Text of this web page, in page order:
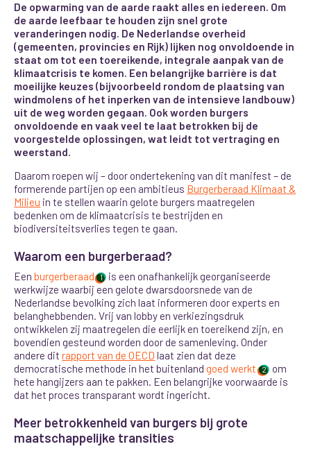
De opwarming van de aarde raakt alles en iedereen. Om
de aarde leefbaar te houden zijn snel grote
veranderingen nodig. De Nederlandse overheid
(gemeenten, provincies en Rijk) lijken nog onvoldoende in
staat om tot een toereikende, integrale aanpak van de
klimaatcrisis te komen. Een belangrijke barrière is dat
moeilijke keuzes (bijvoorbeeld rondom de plaatsing van
windmolens of het inperken van de intensieve landbouw)
uit de weg worden gegaan. Ook worden burgers
onvoldoende en vaak veel te laat betrokken bij de
voorgestelde oplossingen, wat leidt tot vertraging en
weerstand.
Daarom roepen wij – door ondertekening van dit manifest – de
formerende partijen op een ambitieus Burgerberaad Klimaat &
Milieu in te stellen waarin gelote burgers maatregelen
bedenken om de klimaatcrisis te bestrijden en
biodiversiteitsverlies tegen te gaan.
Waarom een burgerberaad?
Eenburgerberaad 1 is een onafhankelijk georganiseerde
werkwijze waarbij een gelote dwarsdoorsnede van de
Nederlandse bevolking zich laat informeren door experts en
belanghebbenden. Vrij van lobby en verkiezingsdruk
ontwikkelen zij maatregelen die eerlijk en toereikend zijn, en
bovendien gesteund worden door de samenleving. Onder
andere ditrapport van de OECD laat zien dat deze
democratische methode in het buitenlandgoed werkt 2
om
hete hangijzers aan te pakken. Een belangrijke voorwaarde is
dat het proces transparant wordt ingericht.
Meer betrokkenheid van burgers bij grote
maatschappelijke transities